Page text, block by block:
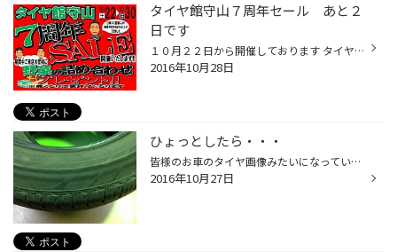
タイヤ館守山７周年セール あと２
日です
１０月２２日から開催しております タイヤ館守山「７周年セール」も残す所あと２日となりました。 夏タイヤ・スタッドレスタイヤ大商談会・冬に向けてのメンテナンス ナビ・ドライブレコーダー・車高調などなど お得なセールとなっておりますのでこの機会をお見逃し無く！ 大変ご好評いただいており...
2016年10月28日
ひょっとしたら・・・
皆様のお車のタイヤ画像みたいになっていませんか？ 何故こういう風になるかといいますと タイヤがパンクした状態で走行したからなんです。 外見上削れているけど行けるかな~と思っていると 非常に危険です！最悪バーストしてしまいます。 実際タイヤの中を見てみると 中も削れて粉が出来ている状態...
2016年10月27日